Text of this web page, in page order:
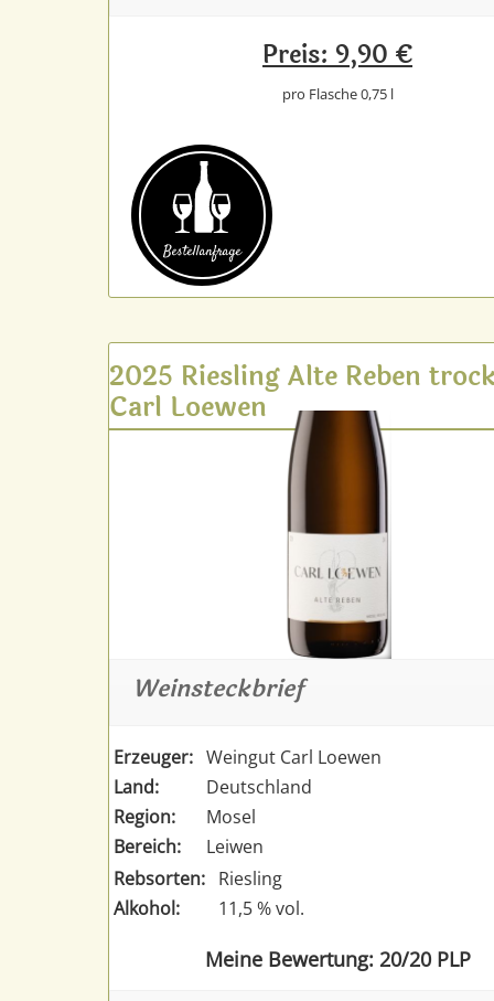
Preis: 9,90 €
pro Flasche 0,75 l
Bestell­anfrage
2025 Riesling Alte Reben
Carl Loewen
Weinsteckbrief
Erzeuger: Weingut Carl Loewen
Land:
Deutschland
Region:
Mosel
Bereich:
Leiwen
Rebsorten: Riesling
Alkohol:
11,5 % vol.
Meine Bewertung: 20/20 PLP